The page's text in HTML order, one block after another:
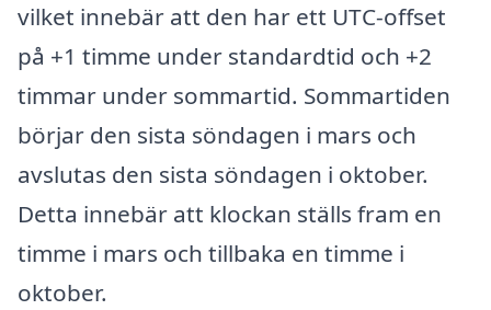
vilket innebär att den har ett UTC-offset
på +1 timme under standardtid och +2
timmar under sommartid. Sommartiden
börjar den sista söndagen i mars och
avslutas den sista söndagen i oktober.
Detta innebär att klockan ställs fram en
timme i mars och tillbaka en timme i
oktober.